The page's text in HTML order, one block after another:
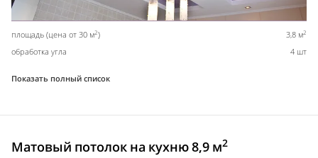
площадь (цена от 30 м2) 3,8 м2
обработка угла 4 шт
Показать полный список
Матовый потолок на кухню 8,9 м2